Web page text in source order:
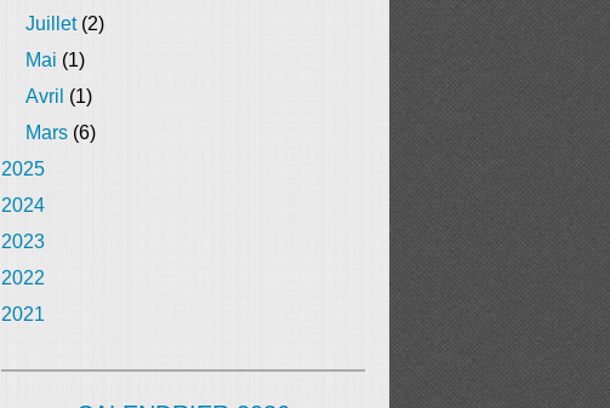
Juillet(2)
Mai (1)
Avril (1)
Mars (6)
2025
2024
2023
2022
2021